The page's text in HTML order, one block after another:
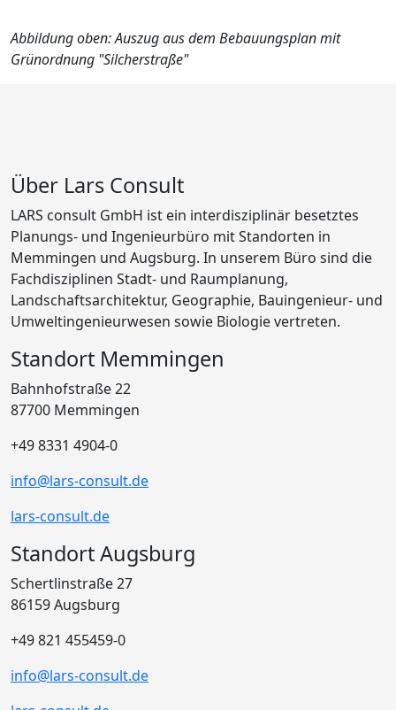
Abbildung oben: Auszug aus dem Bebauungsplan mit
Grünordnung "Silcherstraße"
Über Lars Consult
LARS consult GmbH ist ein interdisziplinär besetztes
Planungs- und Ingenieurbüro mit Standorten in
Memmingen und Augsburg. In unserem Büro sind die
Fachdisziplinen Stadt- und Raumplanung,
Landschaftsarchitektur, Geographie, Bauingenieur- und
Umweltingenieurwesen sowie Biologie vertreten.
Standort Memmingen
Bahnhofstraße 22
87700 Memmingen
+49 8331 4904-0
info@lars-consult.de
lars-consult.de
Standort Augsburg
Schertlinstraße 27
86159 Augsburg
+49 821 455459-0
info@lars-consult.de